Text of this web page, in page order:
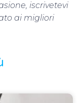
iscrivetevi
ai migliori